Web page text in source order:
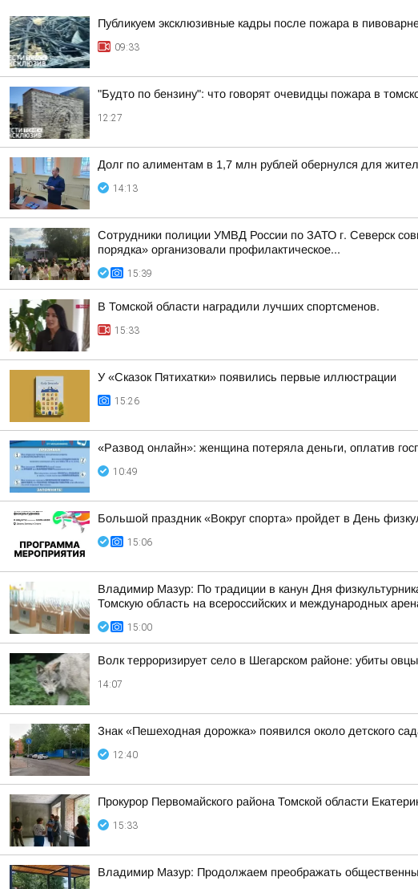
Публикуем эксклюзивные кадры после пожара в
09:33
"Будто по бензину": что говорят очевидцы пожара в
12:27
Долг по алиментам в 1,7 млн рублей обернулся для
14:13
Сотрудники полиции УМВД России по ЗАТО г. Северск
порядка» организовали профилактическое...
15:39
В Томской области наградили лучших спортсменов.
15:33
У «Сказок Пятихатки» появились первые иллюстрации
15:26
«Развод онлайн»: женщина потеряла деньги, оплатив
10:49
Большой праздник «Вокруг спорта» пройдет в День
15:06
Владимир Мазур: По традиции в канун Дня
Томскую область на всероссийских и международных
15:00
Волк терроризирует село в Шегарском районе: убиты овцы
14:07
Знак «Пешеходная дорожка» появился около детского
12:40
Прокурор Первомайского района Томской области
15:33
Владимир Мазур: Продолжаем преображать